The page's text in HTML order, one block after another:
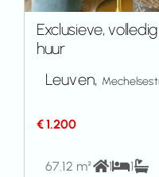
Exclusieve,
huur
Leuven,
€ 1.200
67.12 m² 1 1